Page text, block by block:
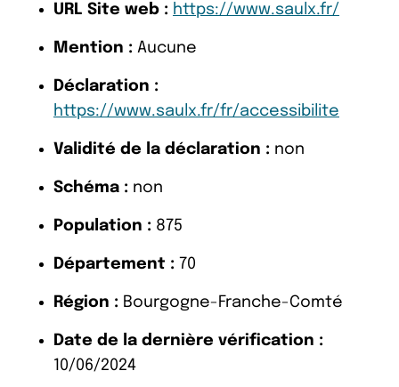
URL Site web : https://www.saulx.fr/
Mention : Aucune
Déclaration :
https://www.saulx.fr/fr/accessibilite
Validité de la déclaration : non
Schéma : non
Population : 875
Département : 70
Région : Bourgogne-Franche-Comté
Date de la dernière vérification :
10/06/2024